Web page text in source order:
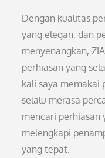
Dengan kualitas
yang elegan, dan
menyenangkan,
perhiasan yang
kali saya memakai
selalu merasa
mencari perhiasan
melengkapi
yang tepat.